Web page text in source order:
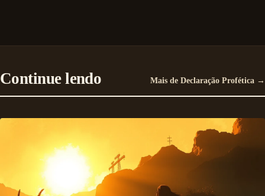
Continue lendo Mais de Declaração Profética →